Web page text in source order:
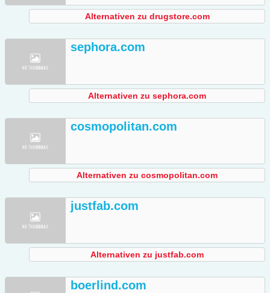
Alternativen zu drugstore.com
sephora.com
Alternativen zu sephora.com
cosmopolitan.com
Alternativen zu cosmopolitan.com
justfab.com
Alternativen zu justfab.com
boerlind.com